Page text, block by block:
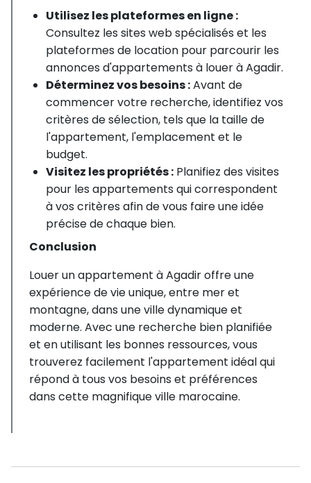
Utilisez les plateformes en ligne :
Consultez les sites web spécialisés et les
plateformes de location pour parcourir les
annonces d'appartements à louer à Agadir.
Déterminez vos besoins :Avant de
commencer votre recherche, identifiez vos
critères de sélection, tels que la taille de
l'appartement, l'emplacement et le
budget.
Visitez les propriétés : Planifiez des visites
pour les appartements qui correspondent
à vos critères afin de vous faire une idée
précise de chaque bien.
Conclusion
Louer un appartement à Agadir offre une
expérience de vie unique, entre mer et
montagne, dans une ville dynamique et
moderne. Avec une recherche bien planifiée
et en utilisant les bonnes ressources, vous
trouverez facilement l'appartement idéal qui
répond à tous vos besoins et préférences
dans cette magnifique ville marocaine.